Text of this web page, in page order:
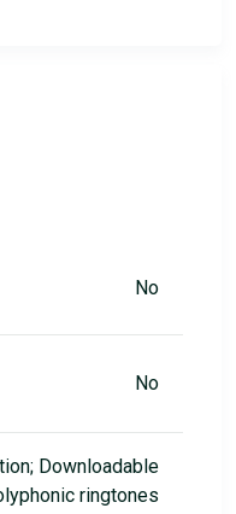
No
No
Downloadable
ringtones